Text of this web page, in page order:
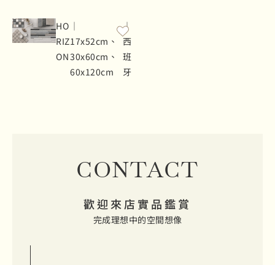
HO
RIZ
ON
｜
17x52cm、
30x60cm、
60x120cm
｜
西
班
牙
CONTACT
歡迎來店實品鑑賞
完成理想中的空間想像